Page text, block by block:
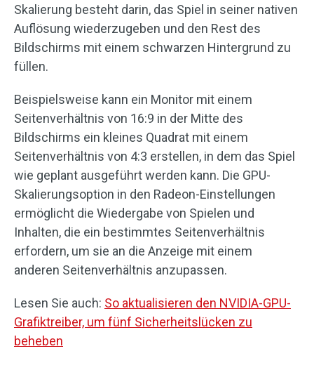
Skalierung besteht darin, das Spiel in seiner nativen
Auflösung wiederzugeben und den Rest des
Bildschirms mit einem schwarzen Hintergrund zu
füllen.
Beispielsweise kann ein Monitor mit einem
Seitenverhältnis von 16:9 in der Mitte des
Bildschirms ein kleines Quadrat mit einem
Seitenverhältnis von 4:3 erstellen, in dem das Spiel
wie geplant ausgeführt werden kann. Die GPU-
Skalierungsoption in den Radeon-Einstellungen
ermöglicht die Wiedergabe von Spielen und
Inhalten, die ein bestimmtes Seitenverhältnis
erfordern, um sie an die Anzeige mit einem
anderen Seitenverhältnis anzupassen.
Lesen Sie auch: So aktualisieren den NVIDIA-GPU-
Grafiktreiber, um fünf Sicherheitslücken zu
beheben